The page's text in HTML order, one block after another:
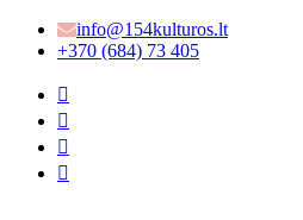
info@154kulturos.lt
+370 (684) 73 405